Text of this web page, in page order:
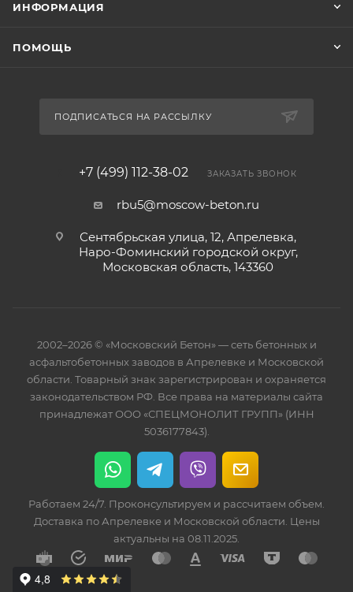
ИНФОРМАЦИЯ
ПОМОЩЬ
ПОДПИСАТЬСЯ НА РАССЫЛКУ
+7 (499) 112-38-02 ЗАКАЗАТЬ ЗВОНОК
rbu5@moscow-beton.ru
Сентябрьская улица, 12, Апрелевка,
Наро-Фоминский городской округ,
Московская область, 143360
2002–2026 © «Московский Бетон» — сеть бетонных и
асфальтобетонных заводов в Апрелевке и Московской
области. Товарный знак зарегистрирован и охраняется
законодательством РФ. Все права на материалы сайта
принадлежат ООО «СПЕЦМОНОЛИТ ГРУПП» (ИНН
5036177843).
Работаем 24/7. Проконсультируем и рассчитаем объем.
Доставка по Апрелевке и Московской области. Цены
актуальны на 08.11.2025.